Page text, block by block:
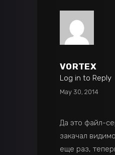
VORTEX
Log in to Reply
May 30, 2014
Да это файл-
закачал
еще раз,